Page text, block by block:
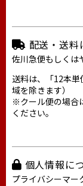
配送・送料
佐川急便もしくは
送料は、「12本
域を除きます）
※クール便の場合
ください。
個人情報に
プライバシーマー